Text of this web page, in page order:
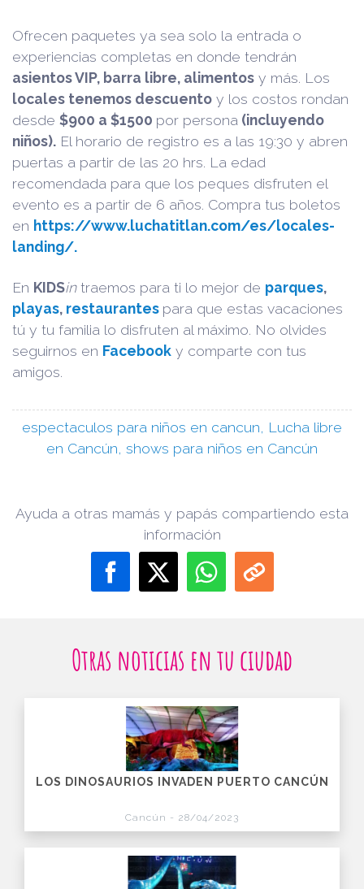
Ofrecen paquetes ya sea solo la entrada o
experiencias completas en donde tendrán
asientos VIP, barra libre, alimentos y más. Los
locales tenemos descuento y los costos rondan
desde $900 a $1500 por persona (incluyendo
niños). El horario de registro es a las 19:30 y abren
puertas a partir de las 20 hrs. La edad
recomendada para que los peques disfruten el
evento es a partir de 6 años. Compra tus boletos
en https://www.luchatitlan.com/es/locales-
landing/.
En KIDSintraemos para ti lo mejor de parques,
playas, restaurantes para que estas vacaciones
tú y tu familia lo disfruten al máximo. No olvides
seguirnos en Facebook y comparte con tus
amigos.
espectaculos para niños en cancun, Lucha libre
en Cancún, shows para niños en Cancún
Ayuda a otras mamás y papás compartiendo esta
información
Otras noticias en tu ciudad
LOS DINOSAURIOS INVADEN PUERTO CANCÚN
Cancún - 28/04/2023